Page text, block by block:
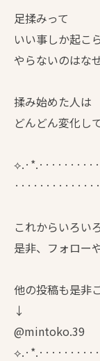
足揉みって
いい事しか起こ
やらないのはな
揉み始めた人は
どんどん変化し
これからいろい
是非、フォロー
他の投稿も是非
↓
@mintoko.39